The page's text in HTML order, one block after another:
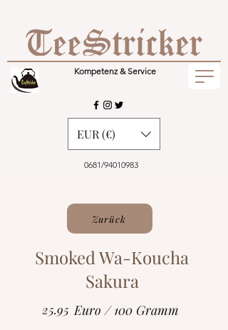
Kompetenz & Service
0681/94010983
EUR (€)
Zurück
Smoked Wa-Koucha
Sakura
25.95 Euro / 100 Gramm